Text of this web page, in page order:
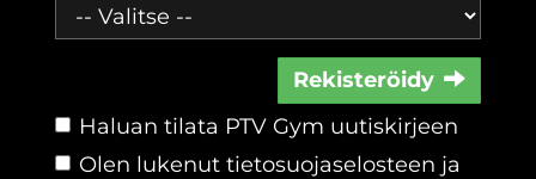
Rekisteröidy
Haluan tilata PTV Gym uutiskirjeen
Olen lukenut tietosuojaselosteen ja